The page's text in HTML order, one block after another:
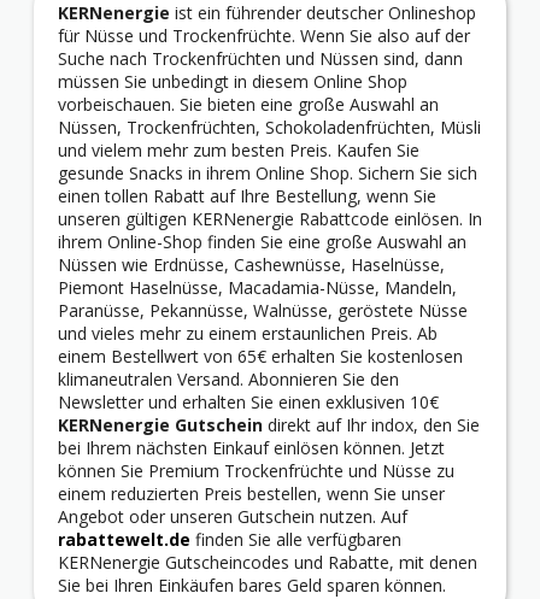
KERNenergie ist ein führender deutscher Onlineshop
für Nüsse und Trockenfrüchte. Wenn Sie also auf der
Suche nach Trockenfrüchten und Nüssen sind, dann
müssen Sie unbedingt in diesem Online Shop
vorbeischauen. Sie bieten eine große Auswahl an
Nüssen, Trockenfrüchten, Schokoladenfrüchten, Müsli
und vielem mehr zum besten Preis. Kaufen Sie
gesunde Snacks in ihrem Online Shop. Sichern Sie sich
einen tollen Rabatt auf Ihre Bestellung, wenn Sie
unseren gültigen KERNenergie Rabattcode einlösen. In
ihrem Online-Shop finden Sie eine große Auswahl an
Nüssen wie Erdnüsse, Cashewnüsse, Haselnüsse,
Piemont Haselnüsse, Macadamia-Nüsse, Mandeln,
Paranüsse, Pekannüsse, Walnüsse, geröstete Nüsse
und vieles mehr zu einem erstaunlichen Preis. Ab
einem Bestellwert von 65€ erhalten Sie kostenlosen
klimaneutralen Versand. Abonnieren Sie den
Newsletter und erhalten Sie einen exklusiven 10€
KERNenergie Gutschein direkt auf Ihr indox, den Sie
bei Ihrem nächsten Einkauf einlösen können. Jetzt
können Sie Premium Trockenfrüchte und Nüsse zu
einem reduzierten Preis bestellen, wenn Sie unser
Angebot oder unseren Gutschein nutzen. Auf
rabattewelt.de finden Sie alle verfügbaren
KERNenergie Gutscheincodes und Rabatte, mit denen
Sie bei Ihren Einkäufen bares Geld sparen können.